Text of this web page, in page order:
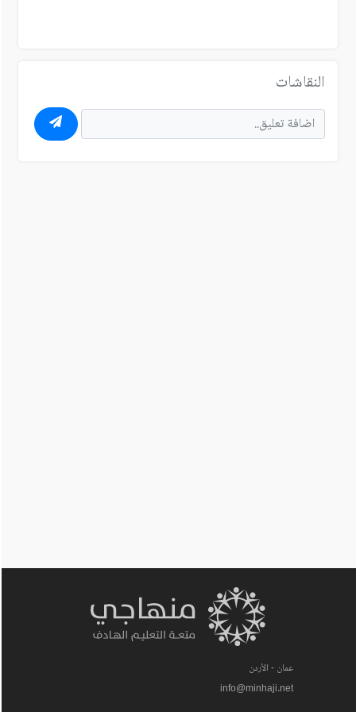
النقاشات
عمان - الأردن
info@minhaji.net